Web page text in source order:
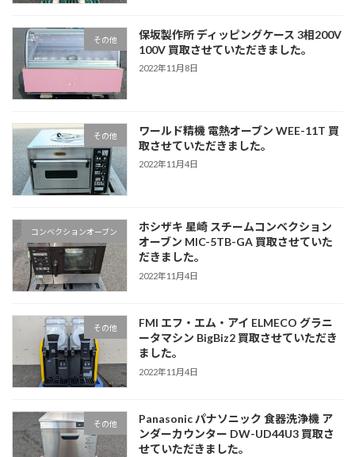
その他
保坂製作所 ディッピングケース 3相200V
100V 買取させていただきました。
2022年11月8日
その他
ワールド精機 電熱オーブン WEE-11T 買
取させていただきました。
2022年11月4日
コンベクションオーブン
ホシザキ 星崎 スチームコンベクション
オーブン MIC-5TB-GA 買取させていた
だきました。
2022年11月4日
その他
FMI エフ・エム・アイ ELMECO グラニ
ータマシン BigBiz2 買取させていただき
ました。
2022年11月4日
その他
Panasonic パナソニック 食器洗浄機 ア
ンダーカウンター DW-UD44U3 買取さ
せていただきました。